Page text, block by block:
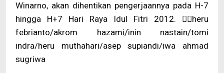
Winarno, akan dihentikan pengerjaannya pada H-7
hingga H+7 Hari Raya Idul Fitri 2012. heru
febrianto/akrom hazami/inin nastain/tomi
indra/heru muthahari/asep supiandi/iwa ahmad
sugriwa